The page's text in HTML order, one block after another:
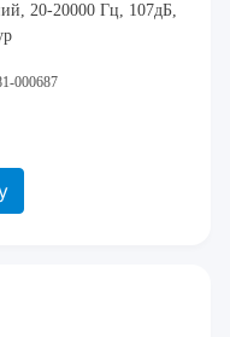
20-20000 Гц, 107дБ,
000687